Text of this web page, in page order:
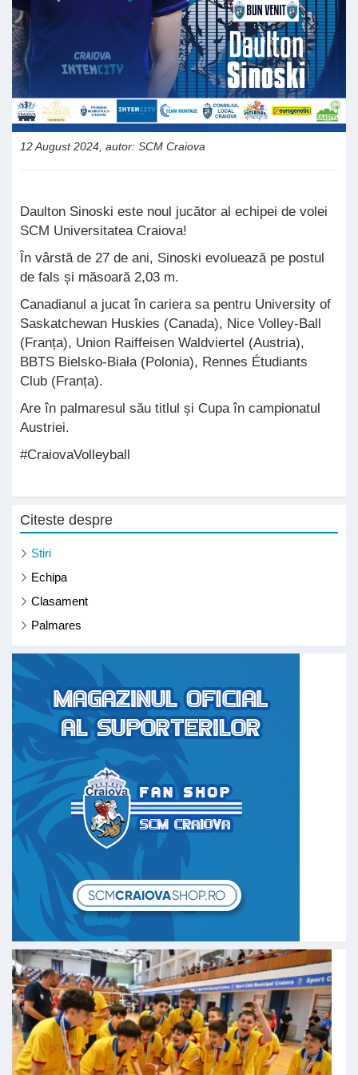
12 August 2024, autor: SCM Craiova
Daulton Sinoski este noul jucător al echipei de volei
SCM Universitatea Craiova!
În vârstă de 27 de ani, Sinoski evoluează pe postul
de fals și măsoară 2,03 m.
Canadianul a jucat în cariera sa pentru University of
Saskatchewan Huskies (Canada), Nice Volley-Ball
(Franța), Union Raiffeisen Waldviertel (Austria),
BBTS Bielsko-Biała (Polonia), Rennes Étudiants
Club (Franța).
Are în palmaresul său titlul și Cupa în campionatul
Austriei.
#CraiovaVolleyball
Citeste despre
Stiri
Echipa
Clasament
Palmares